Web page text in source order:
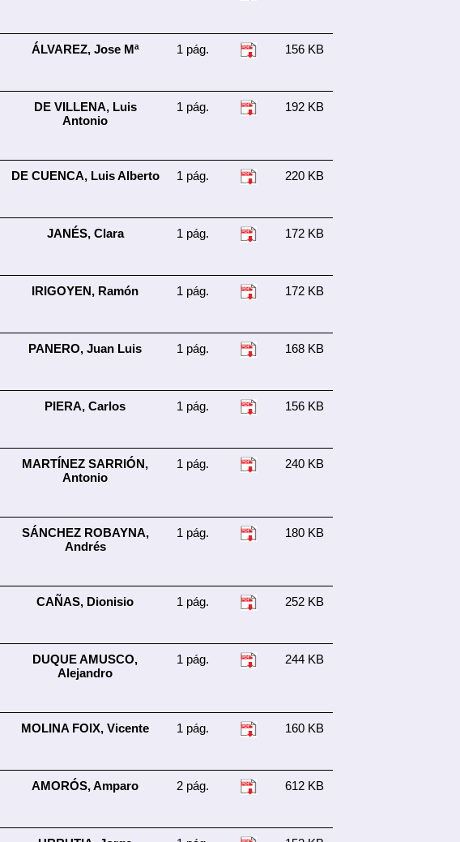
ÁLVAREZ, Jose Mª 1 pág. 156 KB
DE VILLENA, Luis
Antonio
1 pág. 192 KB
DE CUENCA, Luis Alberto 1 pág. 220 KB
JANÉS, Clara 1 pág. 172 KB
IRIGOYEN, Ramón 1 pág. 172 KB
PANERO, Juan Luis 1 pág. 168 KB
PIERA, Carlos 1 pág. 156 KB
MARTÍNEZ SARRIÓN,
Antonio
1 pág. 240 KB
SÁNCHEZ ROBAYNA,
Andrés
1 pág. 180 KB
CAÑAS, Dionisio 1 pág. 252 KB
DUQUE AMUSCO,
Alejandro
1 pág. 244 KB
MOLINA FOIX, Vicente 1 pág. 160 KB
AMORÓS, Amparo 2 pág. 612 KB